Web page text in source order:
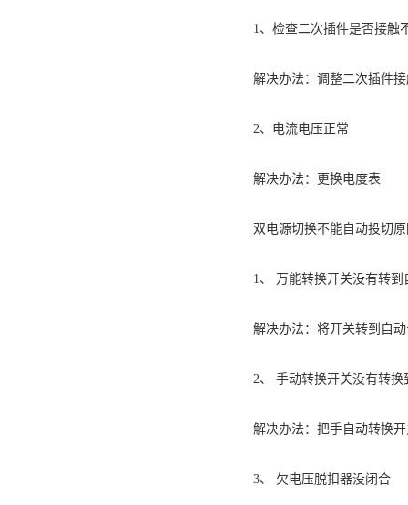
1、检查二次插件是否接触
解决办法：调整二次插件接
2、电流电压正常
解决办法：更换电度表
双电源切换不能自动投切原
1、 万能转换开关没有转到
解决办法：将开关转到自动
2、 手动转换开关没有转换
解决办法：把手自动转换开
3、 欠电压脱扣器没闭合